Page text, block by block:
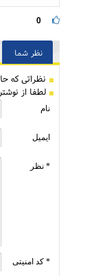
0
نظر شما
نظراتی كه
لطفا از
نام
ایمیل
* نظر
* کد امنیتی